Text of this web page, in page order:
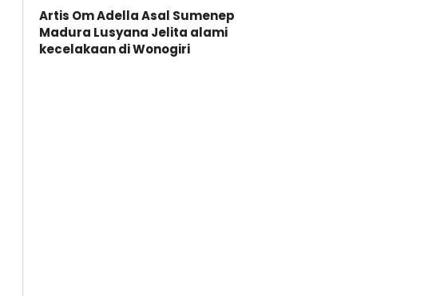
Artis Om Adella Asal Sumenep
Madura Lusyana Jelita alami
kecelakaan di Wonogiri